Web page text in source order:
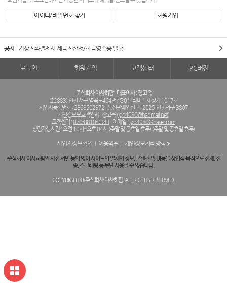
아이디/비밀번호 찾기 회원가입
공지 가상계좌결제시 세금계산서/현금영수증 발행
로그인 회원가입 고객센터 PC버전
주식회사 아사히팜 대표이사 : 장고옥
(22883) 인천 서구 염곡로464번길30 벨라미 1차 상가 1017호
사업자등록번호 : 2868502972 통신판매업신고 : 2025-인천서구-3807
개인정보보호책임자 : 장고옥 (jgo4080@hanmail.net)
고객센터 :070-8810-9943 이메일 : jgo4080@naver.com
상담가능시간 : 오전 10시~오후 04시 (주말 및 공휴일 휴무) (주말 및 공휴일 휴무)
사업자정보확인 이용약관 개인정보처리방침
주식회사 아사히팜의 사전 서면 동의 없이 사이트의 일체의 정보, 콘텐츠 및 UI등을 상업적 목적으로 전재, 전
송, 스크래핑 등 무단 사용할 수 없습니다.
COPYRIGHT © 주식회사 아사히팜. ALL RIGHTS RESERVED.